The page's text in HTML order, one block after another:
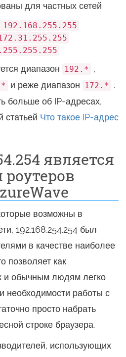
для частных сетей
диапазон 192.* ,
и реже диапазон 172.* .
больше об IP-адресах,
статьей Что такое IP-адрес
является
возможны в
192.168.254.254 был
в качестве наиболее
позволяет как
и обычным людям легко
необходимости работы с
просто набрать
строке браузера.
использующих